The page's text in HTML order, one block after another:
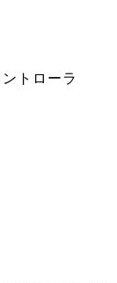
トローラ